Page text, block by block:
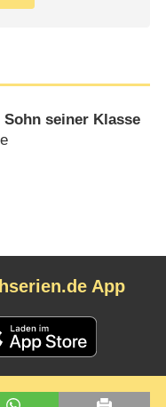
seiner Klasse
App